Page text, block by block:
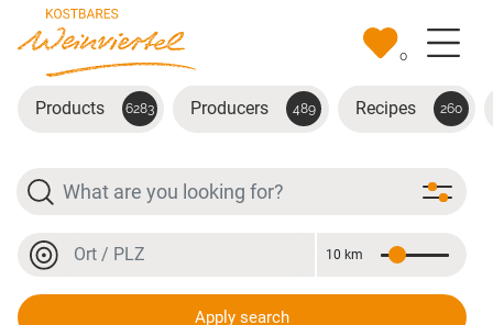
Skip to main content
0
Products 6283 Producers 489 Recipes 260
Search
Location or postal code
Distance
10 km
Apply search
Saisonales Angebot März